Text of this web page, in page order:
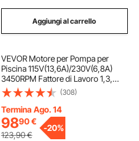
Aggiungi al carrello
VEVOR Motore per Pompa per
Piscina 115V(13,6A)/230V(6,8A)
3450RPM Fattore di Lavoro 1,3,
Condensatore 90μF/Flangia 250V
Motore di Ricambio Rotondo
Rotante in Senso Antiorario per
Piscine
(308)
Termina Ago. 14
9890€
123,90€
-20%